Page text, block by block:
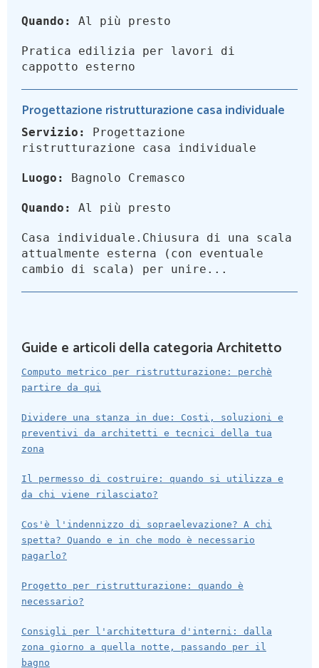
Quando: Al più presto
Pratica edilizia per lavori di
cappotto esterno
Progettazione ristrutturazione casa individuale
Servizio:
Progettazione
ristrutturazione casa individuale
Luogo: Bagnolo Cremasco
Quando: Al più presto
Casa individuale.Chiusura di una scala
attualmente esterna (con eventuale
cambio di scala) per unire...
Guide e articoli della categoria Architetto
Computo metrico per ristrutturazione: perchè
partire da qui
Dividere una stanza in due: Costi, soluzioni e
preventivi da architetti e tecnici della tua
zona
Il permesso di costruire: quando si utilizza e
da chi viene rilasciato?
Cos'è l'indennizzo di sopraelevazione? A chi
spetta? Quando e in che modo è necessario
pagarlo?
Progetto per ristrutturazione: quando è
necessario?
Consigli per l'architettura d'interni: dalla
zona giorno a quella notte, passando per il
bagno